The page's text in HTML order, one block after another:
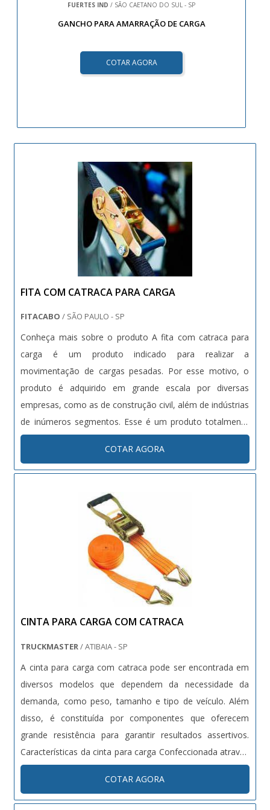
FUERTES IND / SÃO CAETANO DO SUL - SP
GANCHO PARA AMARRAÇÃO DE CARGA
COTAR AGORA
FITA COM CATRACA PARA CARGA
FITACABO/ SÃO PAULO - SP
Conheça mais sobre o produto A fita com catraca para
carga é um produto indicado para realizar a
movimentação de cargas pesadas. Por esse motivo, o
produto é adquirido em grande escala por diversas
empresas, como as de construção civil, além de indústrias
de inúmeros segmentos. Esse é um produto totalmente
confeccionado de acordo com as conformidades dos
rigorosos padrões de qualidade e normas técnicas atuais.
Além disso, as fitas com catrac...
COTAR AGORA
CINTA PARA CARGA COM CATRACA
TRUCKMASTER/ ATIBAIA - SP
A cinta para carga com catraca pode ser encontrada em
diversos modelos que dependem da necessidade da
demanda, como peso, tamanho e tipo de veículo. Além
disso, é constituída por componentes que oferecem
grande resistência para garantir resultados assertivos.
Características da cinta para carga Confeccionada através
do poliéster, material de alta resistência e ótima
durabilidade, a cinta para carga possui: Propriedade para
manter a seguranç...
COTAR AGORA